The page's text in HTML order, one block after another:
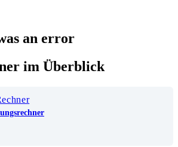
an error
im Überblick